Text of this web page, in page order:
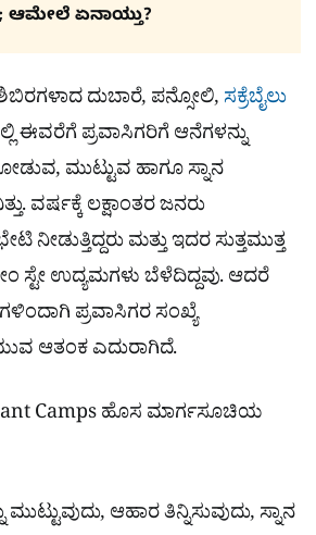
ಏನಾಯ್ತು?
ದುಬಾರೆ, ಪನ್ಸೋಲಿ, ಸಕ್ರೆಬೈಲು
ಈವರೆಗೆ ಪ್ರವಾಸಿಗರಿಗೆ ಆನೆಗಳನ್ನು
ಮುಟ್ಟುವ ಹಾಗೂ ಸ್ನಾನ
ವರ್ಷಕ್ಕೆ ಲಕ್ಷಾಂತರ ಜನರು
ನೀಡುತ್ತಿದ್ದರು ಮತ್ತು ಇದರ ಸುತ್ತಮುತ್ತ
ಉದ್ಯಮಗಳು ಬೆಳೆದಿದ್ದವು. ಆದರೆ
ಪ್ರವಾಸಿಗರ ಸಂಖ್ಯೆ
ಆತಂಕ ಎದುರಾಗಿದೆ.
Campsಹೊಸ ಮಾರ್ಗಸೂಚಿಯ
ಆಹಾರ ತಿನ್ನಿಸುವುದು, ಸ್ನಾನ